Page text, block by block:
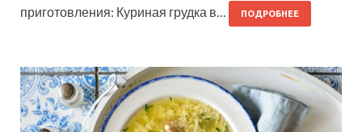
приготовления: Куриная грудка в…
ПОДРОБНЕЕ